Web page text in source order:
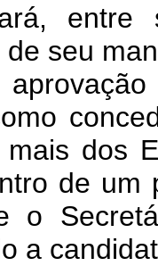
seu
dos
de
o
a